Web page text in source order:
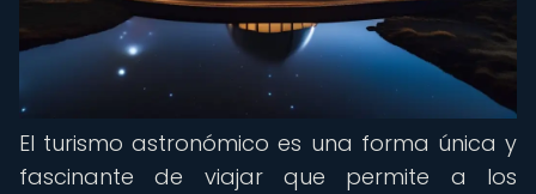
El turismo astronómico es una forma única y
fascinante de viajar que permite a los